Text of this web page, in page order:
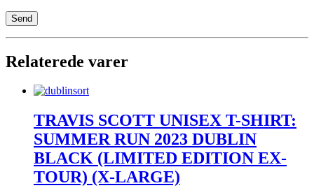
Relaterede varer
TRAVIS SCOTT UNISEX T-SHIRT:
SUMMER RUN 2023 DUBLIN
BLACK (LIMITED EDITION EX-
TOUR) (X-LARGE)